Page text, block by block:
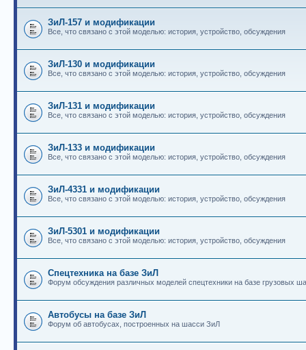
ЗиЛ-157 и модификации
Все, что связано с этой моделью: история, устройство, обсуждения
ЗиЛ-130 и модификации
Все, что связано с этой моделью: история, устройство, обсуждения
ЗиЛ-131 и модификации
Все, что связано с этой моделью: история, устройство, обсуждения
ЗиЛ-133 и модификации
Все, что связано с этой моделью: история, устройство, обсуждения
ЗиЛ-4331 и модификации
Все, что связано с этой моделью: история, устройство, обсуждения
ЗиЛ-5301 и модификации
Все, что связано с этой моделью: история, устройство, обсуждения
Спецтехника на базе ЗиЛ
Форум обсуждения различных моделей спецтехники на базе грузовых
Автобусы на базе ЗиЛ
Форум об автобусах, построенных на шасси ЗиЛ